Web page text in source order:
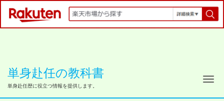
単身赴任の教科書
単身赴任歴に役立つ情報を提供します。 ナ